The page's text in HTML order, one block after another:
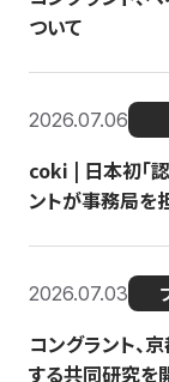
ついて
2026.07.06
coki | 日本初「
ントが事務局を
2026.07.03
コングラント、
する共同研究を